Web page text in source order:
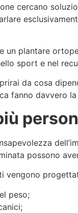
cercano
un plantare
sport e nel
da cosa
fanno davvero
possono
vengono
peso;